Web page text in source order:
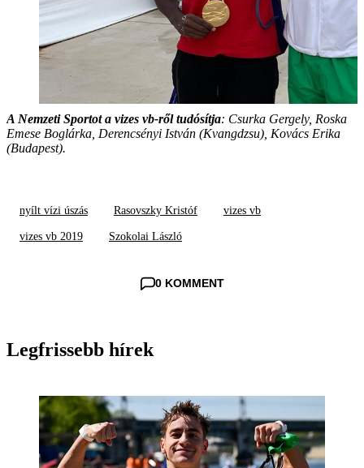
A Nemzeti Sportot a vizes vb-ről tudósítja: Csurka Gergely, Roska
Emese Boglárka, Derencsényi István (Kvangdzsu), Kovács Erika
(Budapest).
nyílt vízi úszás Rasovszky Kristóf vizes vb
vizes vb 2019 Szokolai László
0 KOMMENT
Legfrissebb hírek